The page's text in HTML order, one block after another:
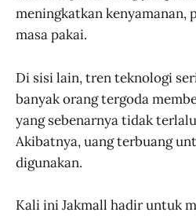
meningkatkan kenyamanan,
masa pakai.
Di sisi lain, tren teknologi
banyak orang tergoda
yang sebenarnya tidak
Akibatnya, uang terbuang
digunakan.
Kali ini Jakmall hadir untuk